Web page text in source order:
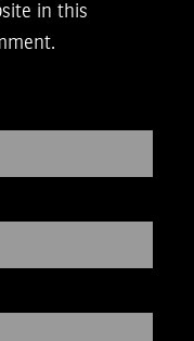
in this